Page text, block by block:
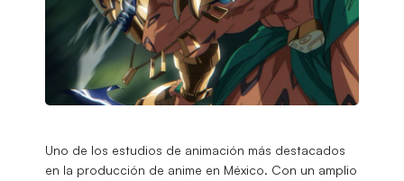
Uno de los estudios de animación más destacados
en la producción de anime en México. Con un amplio